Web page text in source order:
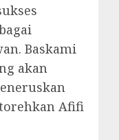
Baskami
akan
Afifi